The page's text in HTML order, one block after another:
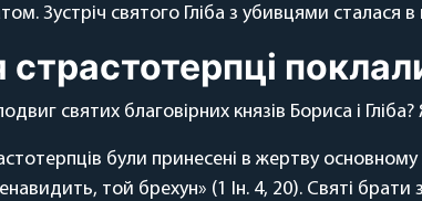
Зустріч святого Гліба з убивцями сталася
святих благовірних князів Бориса і
були принесені в жертву
той брехун» (1 Ін. 4, 20). Святі